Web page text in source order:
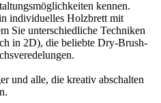
kennen.
individuelles Holzbrett mit
Sie unterschiedliche Techniken
in 2D), die beliebte Dry-Brush-
und alle, die kreativ abschalten